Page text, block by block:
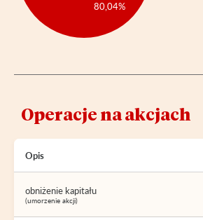
80,04%
Operacje na akcjach
Opis
obniżenie kapitału
(umorzenie akcji)